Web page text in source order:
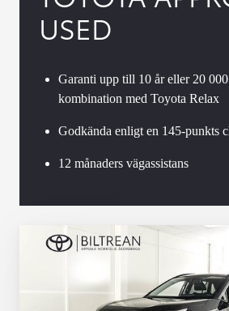
USED
Garanti upp till 10 år eller 20
kombination med Toyota Relax
Godkända enligt en 145-punkts
12 månaders vägassistans